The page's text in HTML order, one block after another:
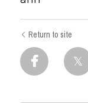
Return to site